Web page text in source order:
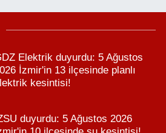
Elektrik duyurdu: 5 Ağustos
İzmir'in 13 ilçesinde planlı
kesintisi!
duyurdu: 5 Ağustos 2026